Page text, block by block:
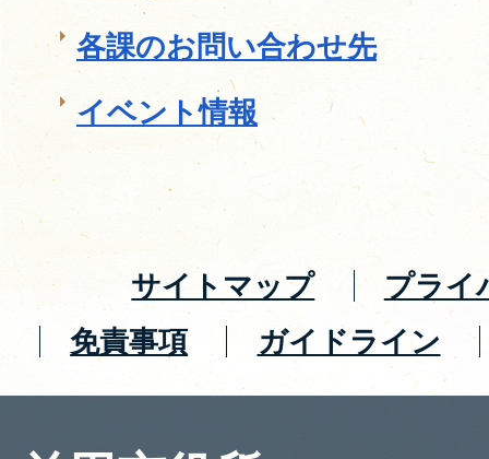
各課のお問い合わせ先
イベント情報
サイトマップ
プライ
免責事項
ガイドライン